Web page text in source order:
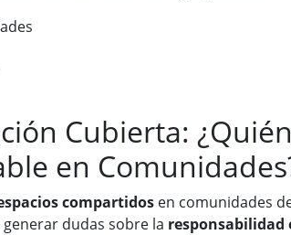
Cubierta:
en
compartidos en comunidades
dudas sobre la responsabilidad